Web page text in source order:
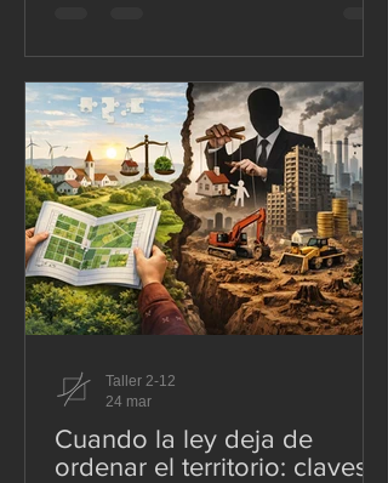
posterior a las réplicas de mayo de
2016, dejó al menos 663 fallecidos —
cifra que luego subió a 668 en
actualizaciones posteriores—, unos
80.000 desplazados y daños masivos
en vivienda, equ
Cuando la ley deja de
ordenar el territorio: claves
Taller 2-12
24 mar